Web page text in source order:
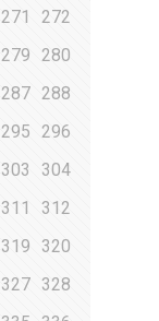
271
272
279 280
287 288
295 296
303
304
311
312
319
320
327 328